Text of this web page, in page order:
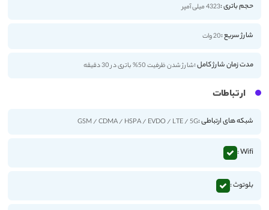
حجم باتری :4323 میلی آمپر
شارژ سریع :20 وات
مدت زمان شارژ کامل :شارژ شدن ظرفیت 50% باتری در 30 دقیقه
ارتباطات
شبکه های ارتباطی :GSM / CDMA / HSPA / EVDO / LTE / 5G
Wifi :
بلوتوث :